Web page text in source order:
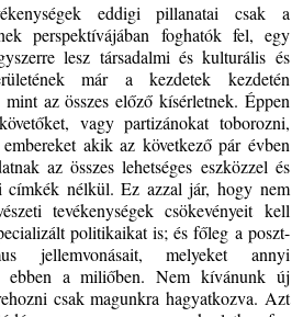
eddigi pillanatai csak a
perspektívájában foghatók fel, egy
lesz társadalmi és kulturális és
már a kezdetek kezdetén
az összes előző kísérletnek. Éppen
vagy partizánokat toborozni,
akik az következő pár évben
az összes lehetséges eszközzel és
címkék nélkül. Ez azzal jár, hogy nem
tevékenységek csökevényeit kell
politikaikat is; és főleg a poszt-
jellemvonásait, melyeket annyi
ebben a miliőben. Nem kívánunk új
csak magunkra hagyatkozva. Azt